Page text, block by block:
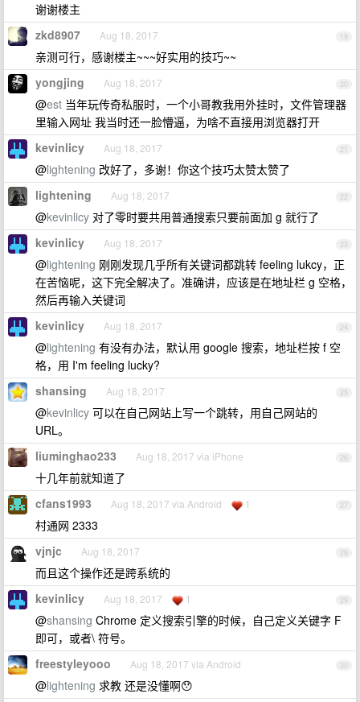
谢谢楼主
19
zkd8907 Aug 18, 2017
亲测可行，感谢楼主~~~好实用的技巧~~
20
yongjing Aug 18, 2017
@est 当年玩传奇私服时，一个小哥教我用外挂时，文件管理器
里输入网址 我当时还一脸懵逼，为啥不直接用浏览器打开
21
kevinlicy Aug 18, 2017
@lightening 改好了，多谢！你这个技巧太赞太赞了
22
lightening Aug 18, 2017
@kevinlicy 对了零时要共用普通搜索只要前面加 g 就行了
23
kevinlicy Aug 18, 2017
@lightening 刚刚发现几乎所有关键词都跳转 feeling lukcy，正
在苦恼呢，这下完全解决了。准确讲，应该是在地址栏 g 空格，
然后再输入关键词
24
kevinlicy Aug 18, 2017
@lightening 有没有办法，默认用 google 搜索，地址栏按 f 空
格，用 I'm feeling lucky?
25
shansing Aug 18, 2017
@kevinlicy 可以在自己网站上写一个跳转，用自己网站的
URL。
26
liuminghao233 Aug 18, 2017 via iPhone
十几年前就知道了
27
cfans1993 Aug 18, 2017 via Android 1
村通网 2333
28
vjnjc Aug 18, 2017
而且这个操作还是跨系统的
29
kevinlicy Aug 18, 2017 1
@shansing Chrome 定义搜索引擎的时候，自己定义关键字 F
即可，或者\ 符号。
30
freestyleyooo Aug 18, 2017 via Android
@lightening 求教 还是没懂啊😯